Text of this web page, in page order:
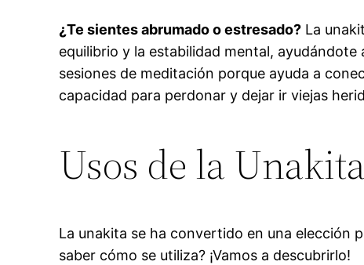
¿Te sientes abrumado o estresado? La
equilibrio y la estabilidad mental,
sesiones de meditación porque ayuda a
capacidad para perdonar y dejar ir viejas
Usos de la
La unakita se ha convertido en una elección
saber cómo se utiliza? ¡Vamos a descubrirlo!